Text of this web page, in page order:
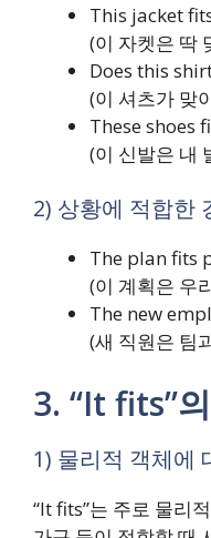
This jacket
(이 자켓은 딱
Does this
(이 셔츠가 맞
These shoes
(이 신발은 내
2) 상황에 적합한
The plan fits
(이 계획은 우
The new
(새 직원은 팀
3. “It fits”
1) 물리적 객체에
“It fits”는 주로 물리